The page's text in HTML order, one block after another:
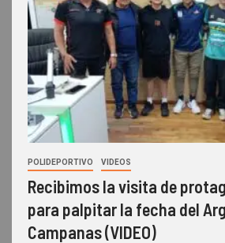
POLIDEPORTIVO VIDEOS
Recibimos la visita de
para palpitar la fecha del
Campanas (VIDEO)